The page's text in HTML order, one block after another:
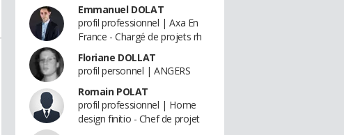
Emmanuel DOLAT
profil professionnel | Axa En
France - Chargé de projets rh
Floriane DOLLAT
profil personnel | ANGERS
Romain POLAT
profil professionnel | Home
design finitio - Chef de projet